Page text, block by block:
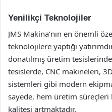
Yenilikçi Teknolojiler
JMS Makina’nın en önemli
teknolojilere yaptığı
donatılmış üretim
tesislerde, CNC makineleri,
sistemleri gibi modern
sayede, hem üretim süreçleri
kalitesi artmaktadır.